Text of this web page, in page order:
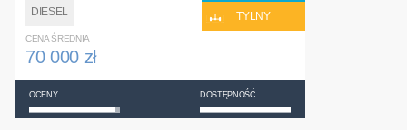
DIESEL
TYLNY
CENA ŚREDNIA
70 000 zł
OCENY DOSTĘPNOŚĆ